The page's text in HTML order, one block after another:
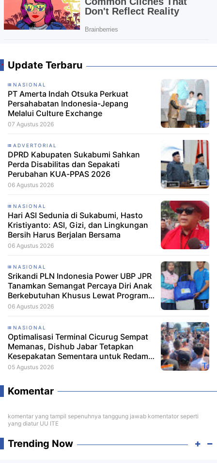
Update Terbaru
NASIONAL
PT Amerta Indah Otsuka Perkuat
Persahabatan Indonesia-Jepang
Melalui Culture Exchange
07 Agustus 2026
ADVERTORIAL
DPRD Kabupaten Sukabumi Sahkan
Perda Disabilitas dan Sepakati
Perubahan KUA-PPAS 2026
06 Agustus 2026
NASIONAL
Hari ASI Sedunia di Sukabumi, Hasto
Kristiyanto: ASI, Gizi, dan Lingkungan
Bersih Harus Berjalan Bersama
06 Agustus 2026
NASIONAL
Srikandi PLN Indonesia Power UBP JPR
Tanamkan Semangat Percaya Diri Anak
Berkebutuhan Khusus Lewat Program
Srikandi Mengajar
06 Agustus 2026
NASIONAL
Optimalisasi Terminal Cicurug Sempat
Memanas, Dishub Jabar Tetapkan
Kesepakatan Sementara untuk Redam
Ketegangan
05 Agustus 2026
Komentar
komentar yang tampil sepenuhnya tanggung jawab komentator seperti
yang diatur UU ITE
Trending Now